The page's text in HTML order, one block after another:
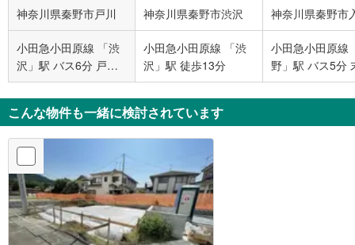
神奈川県秦野市戸川 神奈川県秦野市渋沢 神奈川県秦野市
小田急小田原線 「渋
沢」駅 バス6分 戸川
台 バス停下車 徒歩9
分
小田急小田原線 「渋
沢」駅 徒歩13分
小田急小田原線
野」駅 バス5分
小学校前 バス停
徒歩1分
こんな物件も一緒に検討されています